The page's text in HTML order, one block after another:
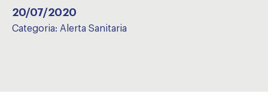
20/07/2020
Categoria: Alerta Sanitaria